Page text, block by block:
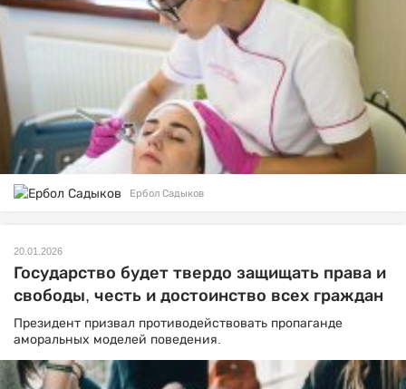
Ербол Садыков
20.01.2026
Государство будет твердо защищать права и
свободы, честь и достоинство всех граждан
Президент призвал противодействовать пропаганде
аморальных моделей поведения.